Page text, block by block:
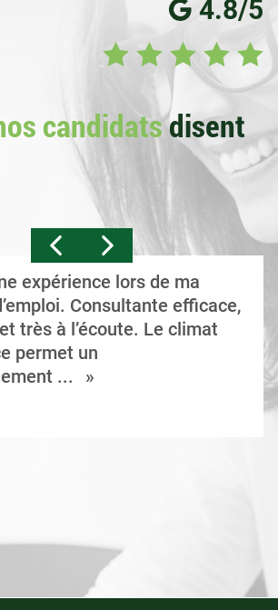
4.8/5
candidatsdisent
expérience lors de ma
Consultante efficace,
très à l’écoute. Le climat
permet un
...